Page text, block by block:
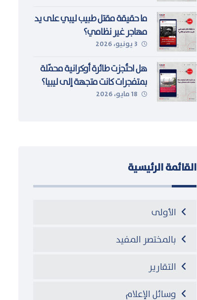
ما حقيقة مقتل طبيب ليبي على يد
مهاجر غير نظامي؟
3 يونيو، 2026
هل احتُجزت طائرة أوكرانية محمّلة
بمتفجرات كانت متجهة إلى ليبيا؟
18 مايو، 2026
القائمة الرئيسية
الأولى
بالمختصر المفيد
التقارير
وسائل الإعلام